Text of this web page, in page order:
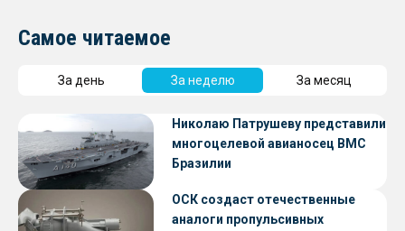
Самое читаемое
За день За неделю За месяц
Николаю Патрушеву представили
многоцелевой авианосец ВМС
Бразилии
ОСК создаст отечественные
аналоги пропульсивных